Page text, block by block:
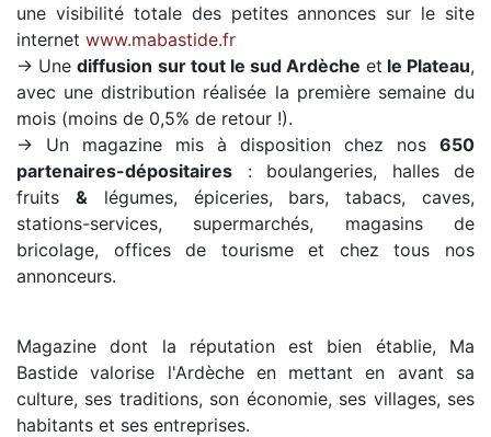
une visibilité totale des petites annonces sur le site
internet www.mabastide.fr
→ Unediffusion sur tout le sud Ardèche et le Plateau,
avec une distribution réalisée la première semaine du
mois (moins de 0,5% de retour !).
→ Un magazine mis à disposition chez nos 650
partenaires-dépositaires : boulangeries, halles de
fruits & légumes, épiceries, bars, tabacs, caves,
stations-services, supermarchés, magasins de
bricolage, offices de tourisme et chez tous nos
annonceurs.
Magazine dont la réputation est bien établie, Ma
Bastide valorise l'Ardèche en mettant en avant sa
culture, ses traditions, son économie, ses villages, ses
habitants et ses entreprises.